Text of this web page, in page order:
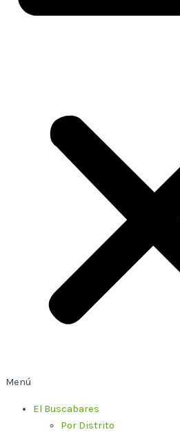
Menú
El Buscabares
Por Distrito